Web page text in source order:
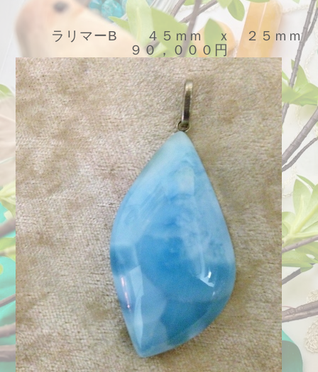
ラリマーB ４５ｍｍ ｘ ２５ｍｍ
９０，０００円